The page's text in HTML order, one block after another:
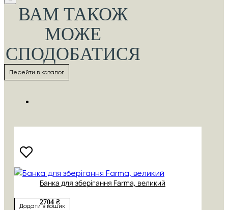
ВАМ ТАКОЖ
МОЖЕ
СПОДОБАТИСЯ
Перейти в каталог
Банка для зберігання Farma, великий
2704 ₴
Додати в кошик